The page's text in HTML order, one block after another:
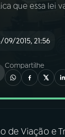
AO VIVO
que essa lei
09/2015, 21:56
Compartilhe
de Viação e